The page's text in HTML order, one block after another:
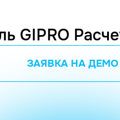
GIPRO
ЗАЯВКА НА ДЕМО